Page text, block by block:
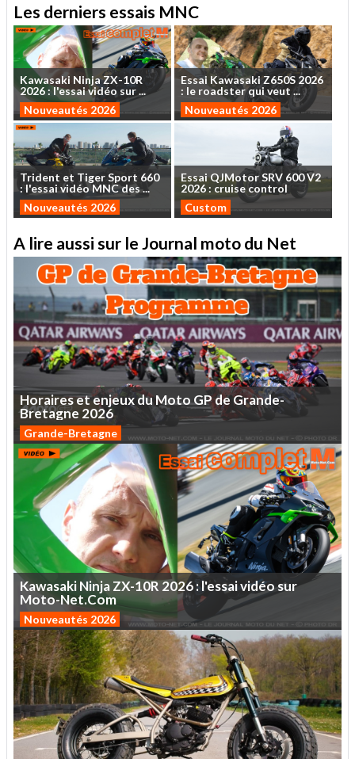
Les derniers essais MNC
Kawasaki NinjaZX-10R
2026: l'essaividéo sur...
Nouveautés 2026
Essai Kawasaki Z650S 2026
: le roadsterquiveut ...
Nouveautés 2026
Trident et TigerSport 660
: l'essaividéo MNCdes...
Nouveautés 2026
EssaiQJMotorSRV 600V2
2026 : cruise control
Custom
A lire aussi sur le Journal moto du Net
HorairesetenjeuxduMotoGPdeGrande-
Bretagne 2026
Grande-Bretagne
KawasakiNinjaZX-10R2026:l'essaividéosur
Moto-Net.Com
Nouveautés 2026